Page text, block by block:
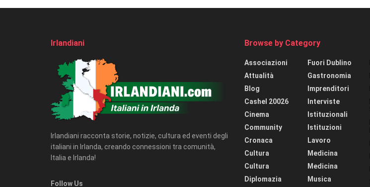
Irlandiani
Irlandiani racconta storie, notizie, cultura ed eventi degli
italiani in Irlanda, creando connessioni tra comunità,
Italia e Irlanda!
Follow Us
Browse by Category
Associazioni
Attualità
Blog
Cashel 20026
Cinema
Community
Cronaca
Cultura
Cultura
Diplomazia
Fuori Dublino
Gastronomia
Imprenditori
Interviste
Istituzionali
Istituzioni
Lavoro
Medicina
Medicina
Musica